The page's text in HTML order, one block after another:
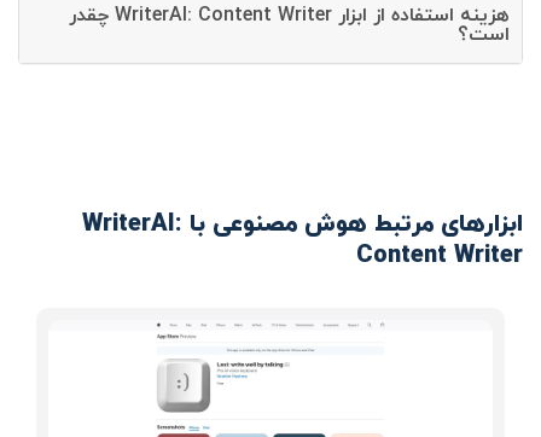
هزینه استفاده از ابزار WriterAI: Content Writer چقدر
است؟
ابزارهای مرتبط هوش مصنوعی با WriterAI:
Content Writer